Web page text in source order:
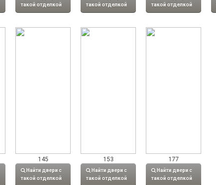
такой отделкой
такой отделкой
такой отделкой
145
Найти двери с
такой отделкой
153
Найти двери с
такой отделкой
177
Найти двери с
такой отделкой